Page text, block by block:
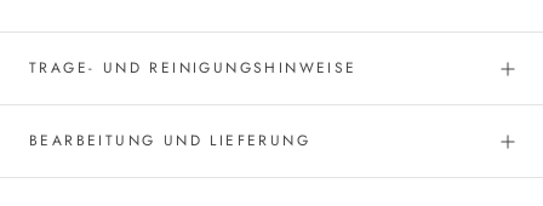
TRAGE- UND REINIGUNGSHINWEISE
BEARBEITUNG UND LIEFERUNG